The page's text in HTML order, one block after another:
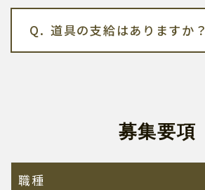
道具の支給はありますか？
募集要項
職種